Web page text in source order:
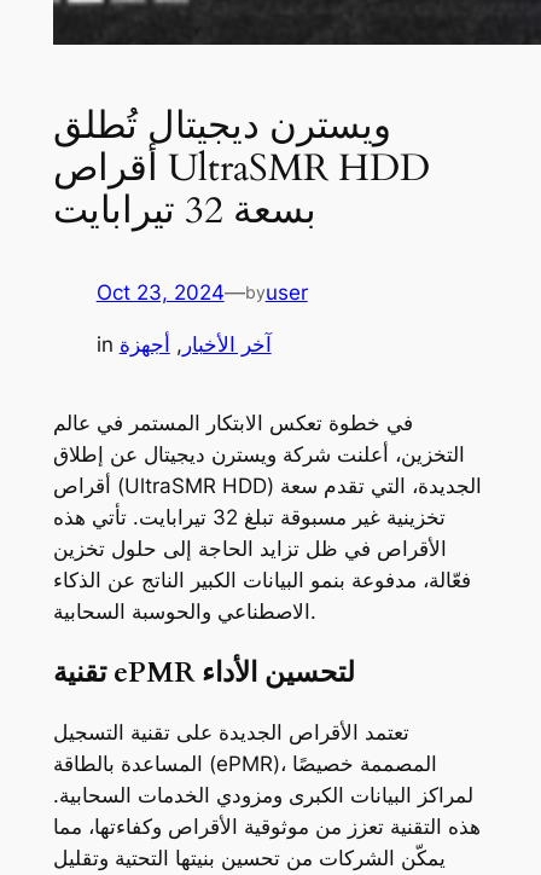
ويسترن ديجيتال تُطلق
أقراص UltraSMR HDD
بسعة 32 تيرابايت
Oct 23, 2024—byuser
in آخر الأخبار , أجهزة
في خطوة تعكس الابتكار المستمر في عالم
التخزين، أعلنت شركة ويسترن ديجيتال عن إطلاق
أقراص (UltraSMR HDD) الجديدة، التي تقدم سعة
تخزينية غير مسبوقة تبلغ 32 تيرابايت. تأتي هذه
الأقراص في ظل تزايد الحاجة إلى حلول تخزين
فعّالة، مدفوعة بنمو البيانات الكبير الناتج عن الذكاء
الاصطناعي والحوسبة السحابية.
تقنية ePMR لتحسين الأداء
تعتمد الأقراص الجديدة على تقنية التسجيل
المساعدة بالطاقة (ePMR)، المصممة خصيصًا
لمراكز البيانات الكبرى ومزودي الخدمات السحابية.
هذه التقنية تعزز من موثوقية الأقراص وكفاءتها، مما
يمكّن الشركات من تحسين بنيتها التحتية وتقليل